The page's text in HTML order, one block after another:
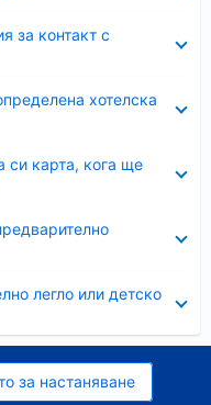
за контакт с
хотелска
си карта, кога ще
легло или детско
за настаняване